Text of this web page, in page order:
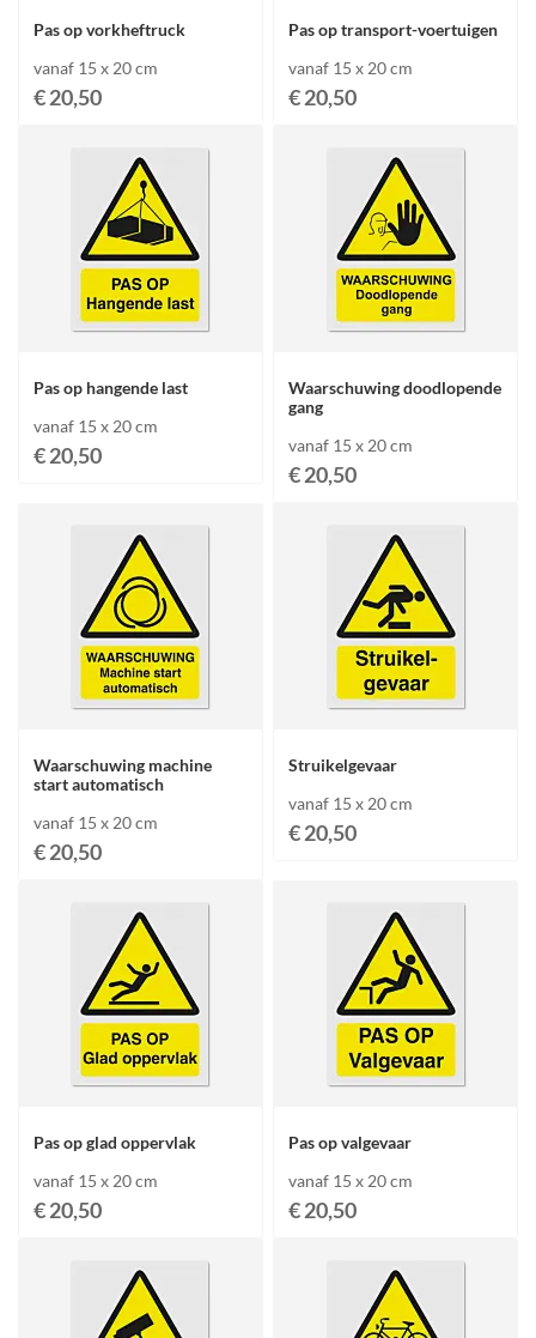
Pas op vorkheftruck
vanaf 15 x 20 cm
€ 20,50
Pas op transport-voertuigen
vanaf 15 x 20 cm
€ 20,50
Pas op hangende last
vanaf 15 x 20 cm
€ 20,50
Waarschuwing doodlopende
gang
vanaf 15 x 20 cm
€ 20,50
Waarschuwing machine
start automatisch
vanaf 15 x 20 cm
€ 20,50
Struikelgevaar
vanaf 15 x 20 cm
€ 20,50
Pas op glad oppervlak
vanaf 15 x 20 cm
€ 20,50
Pas op valgevaar
vanaf 15 x 20 cm
€ 20,50